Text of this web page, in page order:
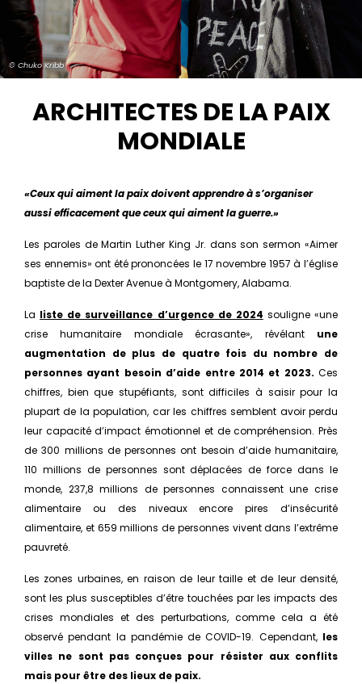
© Chuko Kribb
ARCHITECTES DE LA PAIX
MONDIALE
«Ceux qui aiment la paix doivent apprendre à s’organiser
aussi efficacement que ceux qui aiment la guerre.»
Les paroles de Martin Luther King Jr. dans son sermon «Aimer
ses ennemis» ont été prononcées le 17 novembre 1957 à l’église
baptiste de la Dexter Avenue à Montgomery, Alabama.
La liste de surveillance d’urgence de 2024 souligne «une
crise humanitaire mondiale écrasante», révélant une
augmentation de plus de quatre fois du nombre de
personnes ayant besoin d’aide entre 2014 et 2023. Ces
chiffres, bien que stupéfiants, sont difficiles à saisir pour la
plupart de la population, car les chiffres semblent avoir perdu
leur capacité d’impact émotionnel et de compréhension. Près
de 300 millions de personnes ont besoin d’aide humanitaire,
110 millions de personnes sont déplacées de force dans le
monde, 237,8 millions de personnes connaissent une crise
alimentaire ou des niveaux encore pires d’insécurité
alimentaire, et 659 millions de personnes vivent dans l’extrême
pauvreté.
Les zones urbaines, en raison de leur taille et de leur densité,
sont les plus susceptibles d’être touchées par les impacts des
crises mondiales et des perturbations, comme cela a été
observé pendant la pandémie de COVID-19. Cependant, les
villes ne sont pas conçues pour résister aux conflits
mais pour être des lieux de paix.